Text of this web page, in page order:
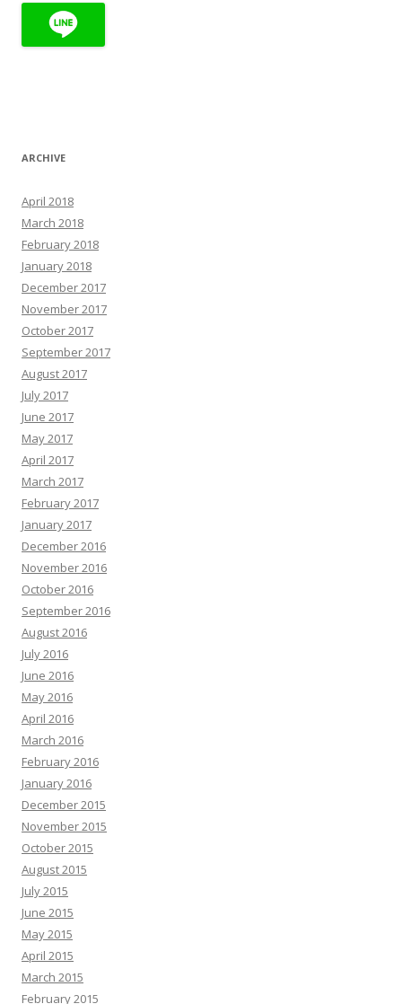
ARCHIVE
April 2018
March 2018
February 2018
January 2018
December 2017
November 2017
October 2017
September 2017
August 2017
July 2017
June 2017
May 2017
April 2017
March 2017
February 2017
January 2017
December 2016
November 2016
October 2016
September 2016
August 2016
July 2016
June 2016
May 2016
April 2016
March 2016
February 2016
January 2016
December 2015
November 2015
October 2015
August 2015
July 2015
June 2015
May 2015
April 2015
March 2015
February 2015